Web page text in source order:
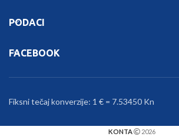
PODACI
FACEBOOK
Fiksni tečaj konverzije: 1 € = 7.53450 Kn
KONTA 2026